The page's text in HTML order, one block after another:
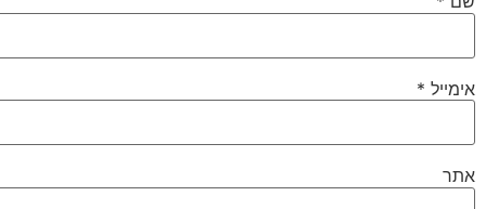
אימייל *
אתר